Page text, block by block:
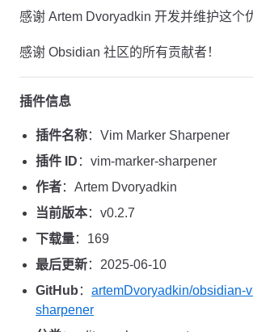
感谢 Artem Dvoryadkin 开发并维护这个
感谢 Obsidian 社区的所有贡献者！
插件信息
插件名称：Vim Marker Sharpener
插件 ID ：vim-marker-sharpener
作者：Artem Dvoryadkin
当前版本：v0.2.7
下载量：169
最后更新：2025-06-10
GitHub ： artemDvoryadkin/obsidian-
sharpener